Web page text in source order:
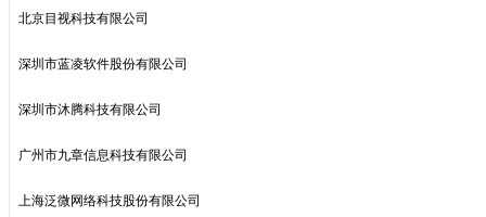
北京目视科技有限公司
深圳市蓝凌软件股份有限公司
深圳市沐腾科技有限公司
广州市九章信息科技有限公司
上海泛微网络科技股份有限公司